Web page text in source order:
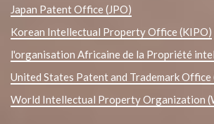
Japan Patent Office (JPO)
Korean Intellectual Property Office (KIPO)
l'organisation Africaine de la Propriété
United States Patent and Trademark Office
World Intellectual Property Organization